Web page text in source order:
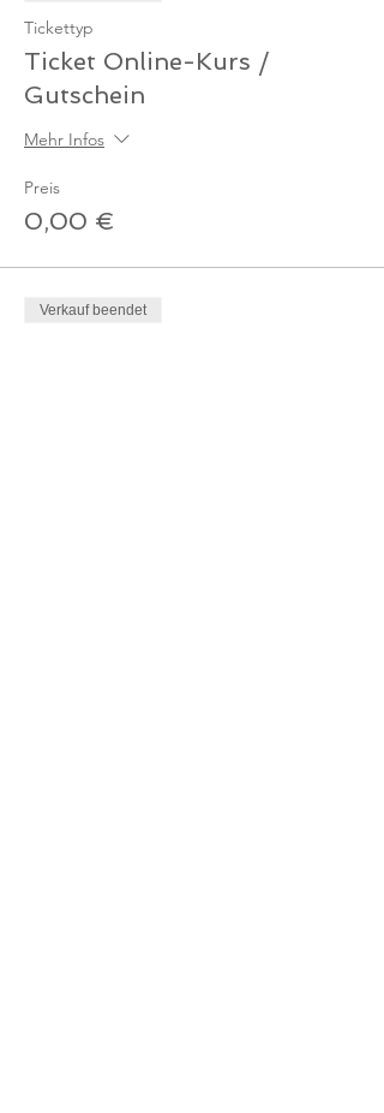
Tickettyp
Ticket Online-Kurs /
Gutschein
Mehr Infos
Preis
0,00 €
Verkauf beendet